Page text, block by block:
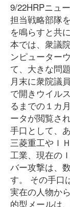
9/22HRPニュ
担当戦略部隊
を鳴らすと共
本では、衆議
ンピューター
て、大きな問
月末に衆院議
で開きウイル
るまでの１カ
ータが閲覧さ
手口として、
三菱重工やＩ
工業、現在の
バー攻撃は、
す。 その手口
実在の人物か
的型メールは